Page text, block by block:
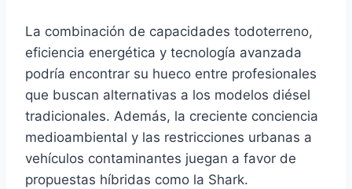
La combinación de capacidades todoterreno,
eficiencia energética y tecnología avanzada
podría encontrar su hueco entre profesionales
que buscan alternativas a los modelos diésel
tradicionales. Además, la creciente conciencia
medioambiental y las restricciones urbanas a
vehículos contaminantes juegan a favor de
propuestas híbridas como la Shark.